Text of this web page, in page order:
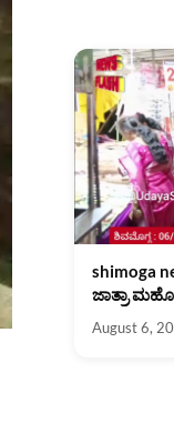
shimoga
ಜಾತ್ರಾ
August 6,